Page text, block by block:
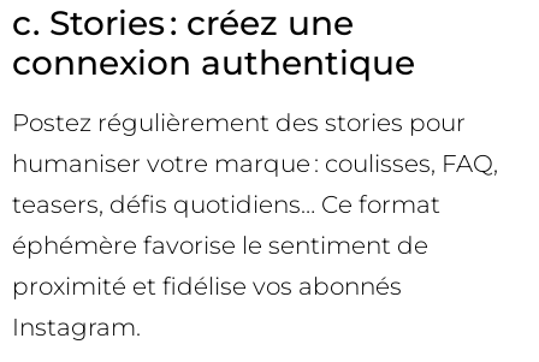
c. Stories : créez une
connexion authentique
Postez régulièrement des stories pour
humaniser votre marque : coulisses, FAQ,
teasers, défis quotidiens… Ce format
éphémère favorise le sentiment de
proximité et fidélise vos abonnés
Instagram.